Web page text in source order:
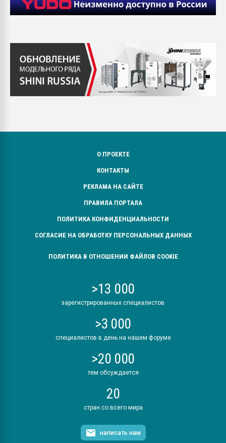
О ПРОЕКТЕ
КОНТАКТЫ
РЕКЛАМА НА САЙТЕ
ПРАВИЛА ПОРТАЛА
ПОЛИТИКА КОНФИДЕНЦИАЛЬНОСТИ
СОГЛАСИЕ НА ОБРАБОТКУ ПЕРСОНАЛЬНЫХ ДАННЫХ
ПОЛИТИКА В ОТНОШЕНИИ ФАЙЛОВ COOKIE
>13 000
зарегистрированных специалистов
>3 000
специалистов в день на нашем форуме
>20 000
тем обсуждается
20
стран со всего мира
написать нам